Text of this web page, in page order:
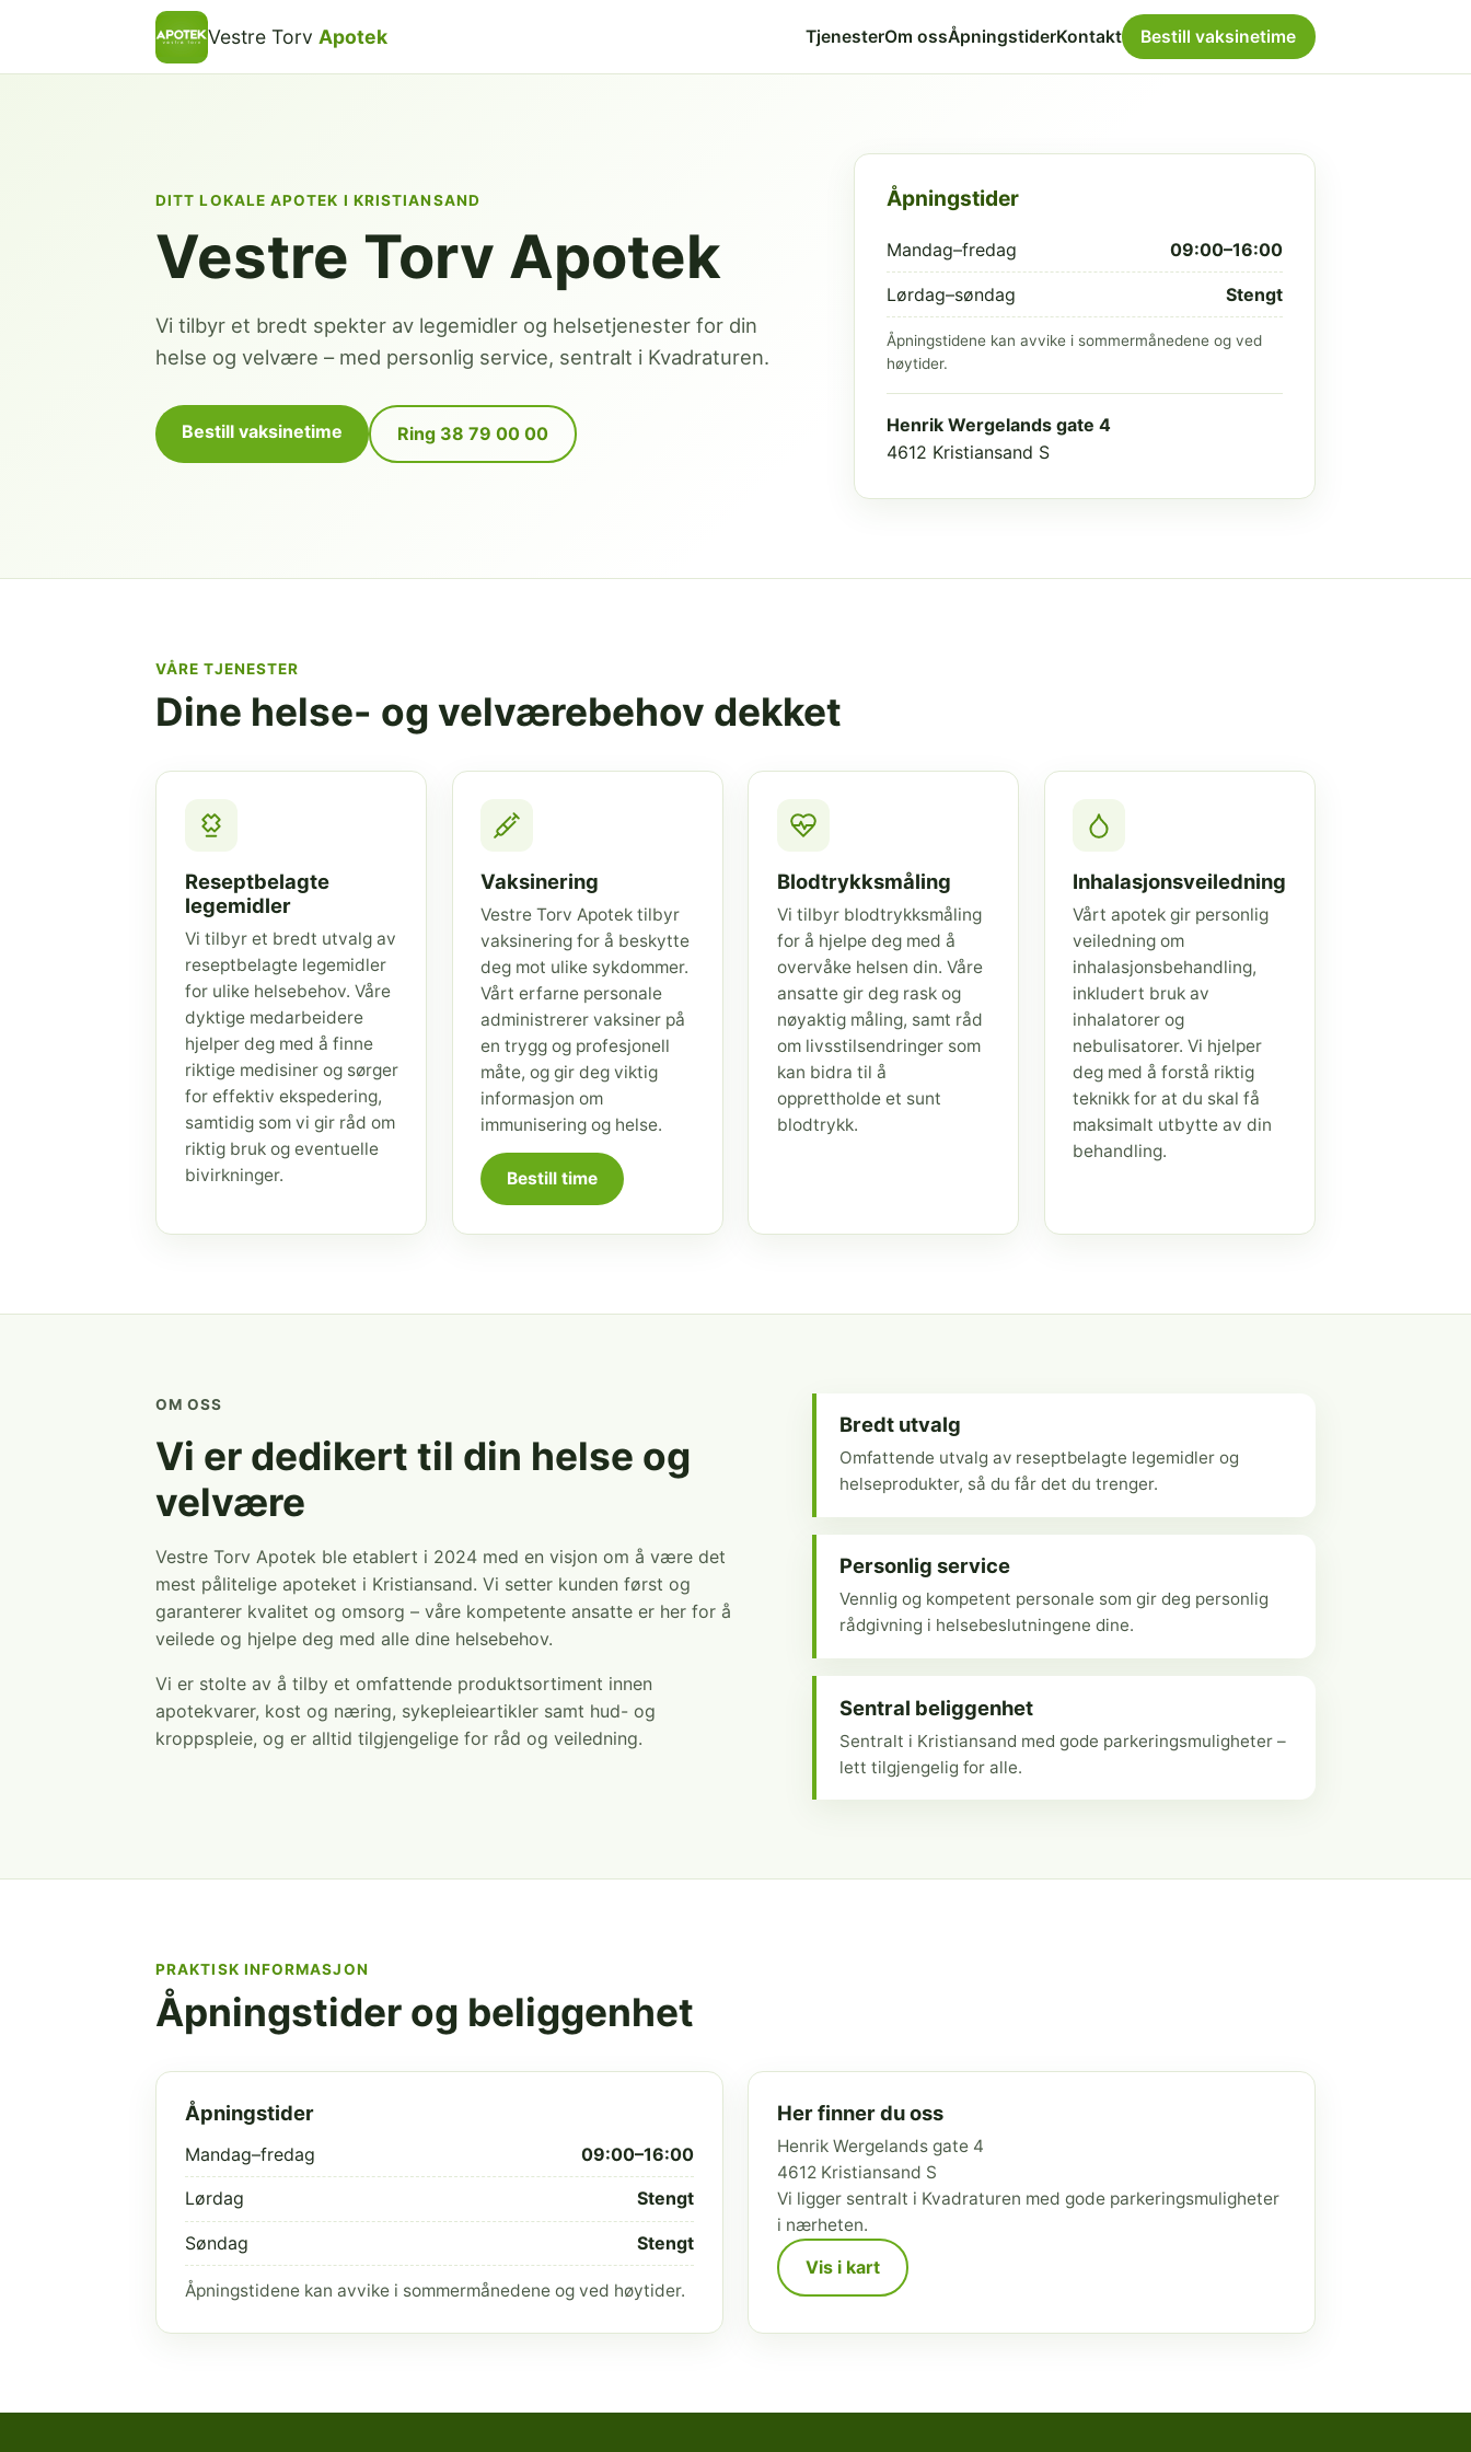
Vestre Torv Apotek TjenesterOm ossÅpningstiderKontakt Bestill vaksinetime
DITT LOKALE APOTEK I KRISTIANSAND
Vestre Torv Apotek
Vi tilbyr et bredt spekter av legemidler og helsetjenester for din
helse og velvære – med personlig service, sentralt i Kvadraturen.
Bestill vaksinetime Ring 38 79 00 00
Åpningstider
Mandag–fredag 09:00–16:00
Lørdag–søndag Stengt
Åpningstidene kan avvike i sommermånedene og ved
høytider.
Henrik Wergelands gate 4
4612 Kristiansand S
VÅRE TJENESTER
Dine helse- og velværebehov dekket
Reseptbelagte
legemidler
Vi tilbyr et bredt utvalg av
reseptbelagte legemidler
for ulike helsebehov. Våre
dyktige medarbeidere
hjelper deg med å finne
riktige medisiner og sørger
for effektiv ekspedering,
samtidig som vi gir råd om
riktig bruk og eventuelle
bivirkninger.
Vaksinering
Vestre Torv Apotek tilbyr
vaksinering for å beskytte
deg mot ulike sykdommer.
Vårt erfarne personale
administrerer vaksiner på
en trygg og profesjonell
måte, og gir deg viktig
informasjon om
immunisering og helse.
Bestill time
Blodtrykksmåling
Vi tilbyr blodtrykksmåling
for å hjelpe deg med å
overvåke helsen din. Våre
ansatte gir deg rask og
nøyaktig måling, samt råd
om livsstilsendringer som
kan bidra til å
opprettholde et sunt
blodtrykk.
Inhalasjonsveiledning
Vårt apotek gir personlig
veiledning om
inhalasjonsbehandling,
inkludert bruk av
inhalatorer og
nebulisatorer. Vi hjelper
deg med å forstå riktig
teknikk for at du skal få
maksimalt utbytte av din
behandling.
OM OSS
Vi er dedikert til din helse og
velvære
Vestre Torv Apotek ble etablert i 2024 med en visjon om å være det
mest pålitelige apoteket i Kristiansand. Vi setter kunden først og
garanterer kvalitet og omsorg – våre kompetente ansatte er her for å
veilede og hjelpe deg med alle dine helsebehov.
Vi er stolte av å tilby et omfattende produktsortiment innen
apotekvarer, kost og næring, sykepleieartikler samt hud- og
kroppspleie, og er alltid tilgjengelige for råd og veiledning.
Bredt utvalg
Omfattende utvalg av reseptbelagte legemidler og
helseprodukter, så du får det du trenger.
Personlig service
Vennlig og kompetent personale som gir deg personlig
rådgivning i helsebeslutningene dine.
Sentral beliggenhet
Sentralt i Kristiansand med gode parkeringsmuligheter –
lett tilgjengelig for alle.
PRAKTISK INFORMASJON
Åpningstider og beliggenhet
Åpningstider
Mandag–fredag 09:00–16:00
Lørdag Stengt
Søndag Stengt
Åpningstidene kan avvike i sommermånedene og ved høytider.
Her finner du oss
Henrik Wergelands gate 4
4612 Kristiansand S
Vi ligger sentralt i Kvadraturen med gode parkeringsmuligheter
i nærheten.
Vis i kart